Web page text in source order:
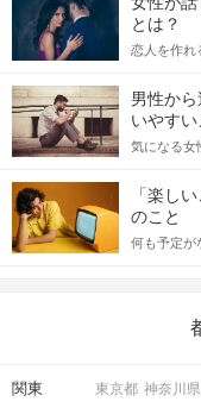
個室で1対1だから周
あとで何度でも見返
STEP3 中間投票の
とは？
恋人を作れ
てアプロー
格的に始め
をしっかり
記事では、
合にどの
男性か
いやす
気になる女
しかし、
っしゃる
送るLINE
えながら解
「楽し
のこと
何も予定が
の楽しい
関東 東京都 神奈川県